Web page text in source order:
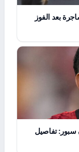
بعد الفوز
سبور: تفاصيل